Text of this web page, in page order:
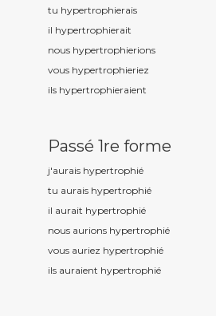
tu hypertrophierais
il hypertrophierait
nous hypertrophierions
vous hypertrophieriez
ils hypertrophieraient
Passé 1re forme
j'aurais hypertrophié
tu aurais hypertrophié
il aurait hypertrophié
nous aurions hypertrophié
vous auriez hypertrophié
ils auraient hypertrophié